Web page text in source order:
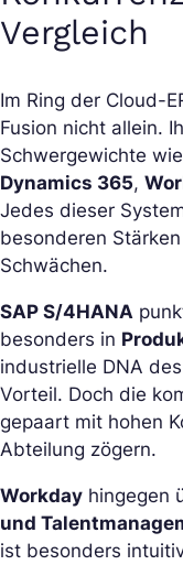
Vergleich
Im Ring der Cloud-
Fusion nicht allein.
Schwergewichte wie
Dynamics 365,
Jedes dieser
besonderen
Schwächen.
SAP S/4HANA
besonders in
industrielle DNA
Vorteil. Doch die
gepaart mit hohen
Abteilung zögern.
Workday hingegen
und
ist besonders